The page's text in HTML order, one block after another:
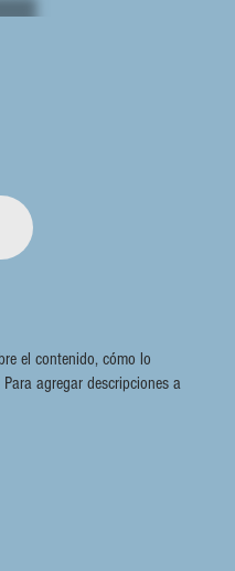
el contenido, cómo lo
agregar descripciones a